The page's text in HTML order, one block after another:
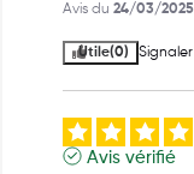
Avis du 24/03/2025
Utile(0) Signaler
Avis vérifié